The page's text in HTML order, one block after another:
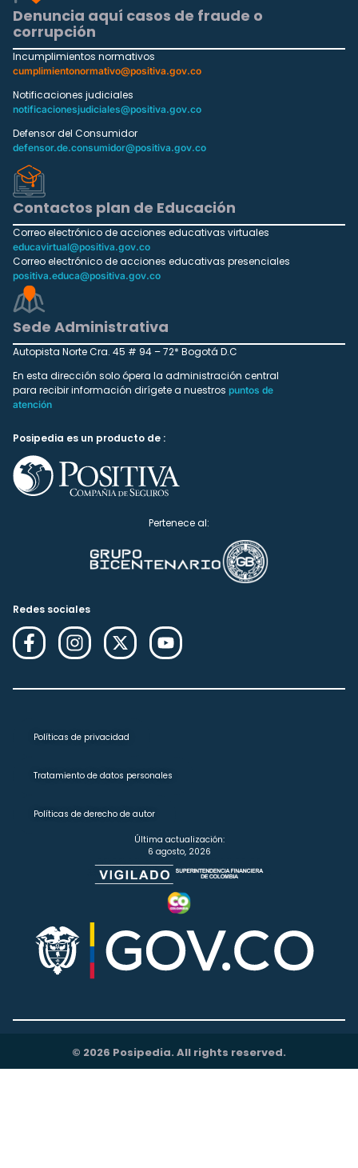
Denuncia aquí casos de fraude o
corrupción
Incumplimientos normativos
cumplimientonormativo@positiva.gov.co
Notificaciones judiciales
notificacionesjudiciales@positiva.gov.co
Defensor del Consumidor
defensor.de.consumidor@positiva.gov.co
Contactos plan de Educación
Correo electrónico de acciones educativas virtuales
educavirtual@positiva.gov.co
Correo electrónico de acciones educativas presenciales
positiva.educa@positiva.gov.co
Sede Administrativa
Autopista Norte Cra. 45 # 94 – 72* Bogotá D.C
En esta dirección solo ópera la administración central
para recibir información dirígete a nuestros puntos de
atención
Posipedia es un producto de :
Pertenece al:
Redes sociales
Políticas de privacidad
Tratamiento de datos personales
Políticas de derecho de autor
Última actualización:
6 agosto, 2026
© 2026 Posipedia. All rights reserved.